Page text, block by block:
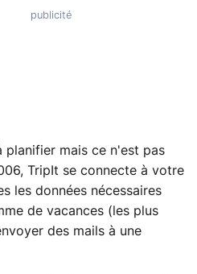
planifier mais ce n'est pas
TripIt se connecte à votre
les données nécessaires
de vacances (les plus
des mails à une